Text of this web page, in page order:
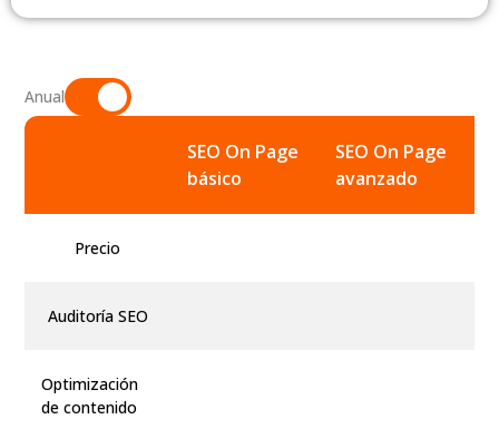
Anual
SEO On Page
básico
SEO On Page
avanzado
Precio
Auditoría SEO
Optimización
de contenido